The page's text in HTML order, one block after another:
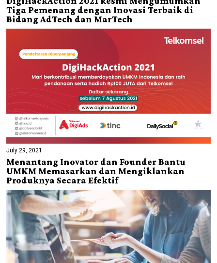
Tiga Pemenang dengan Inovasi Terbaik di
Bidang AdTech dan MarTech
July 29, 2021
Menantang Inovator dan Founder Bantu
UMKM Memasarkan dan Mengiklankan
Produknya Secara Efektif